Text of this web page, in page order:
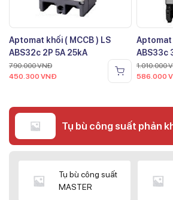
Aptomat khối ( MCCB ) LS
ABS32c 2P 5A 25kA
790.000VNĐ
450.300 VNĐ
Aptomat
ABS33c
1.010.000
586.000
Tụ bù công suất phản
Tụ bù công suất
MASTER